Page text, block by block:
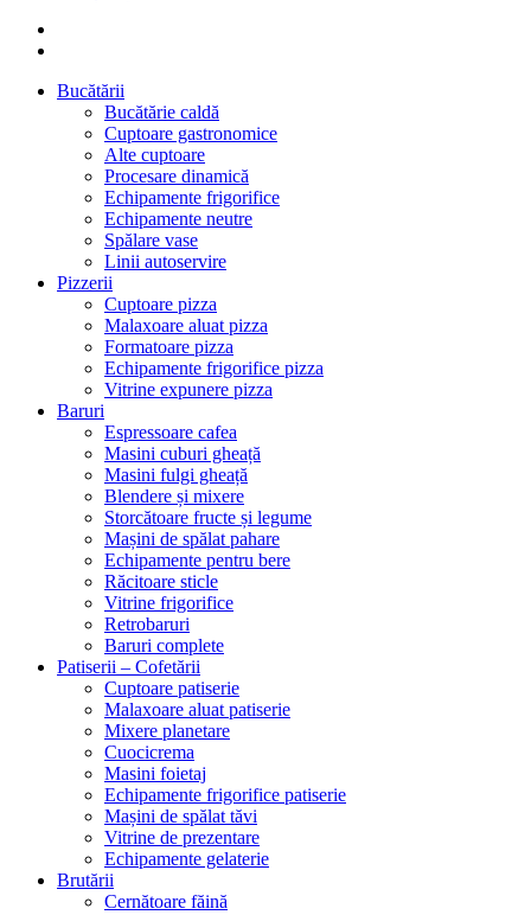
Bucătării
Bucătărie caldă
Cuptoare gastronomice
Alte cuptoare
Procesare dinamică
Echipamente frigorifice
Echipamente neutre
Spălare vase
Linii autoservire
Pizzerii
Cuptoare pizza
Malaxoare aluat pizza
Formatoare pizza
Echipamente frigorifice pizza
Vitrine expunere pizza
Baruri
Espressoare cafea
Masini cuburi gheață
Masini fulgi gheață
Blendere și mixere
Storcătoare fructe și legume
Mașini de spălat pahare
Echipamente pentru bere
Răcitoare sticle
Vitrine frigorifice
Retrobaruri
Baruri complete
Patiserii – Cofetării
Cuptoare patiserie
Malaxoare aluat patiserie
Mixere planetare
Cuocicrema
Masini foietaj
Echipamente frigorifice patiserie
Mașini de spălat tăvi
Vitrine de prezentare
Echipamente gelaterie
Brutării
Cernătoare făină